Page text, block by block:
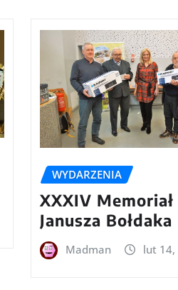
WYDARZENIA
XXXIV Memoriał
Janusza Bołdaka
Madman lut 14,